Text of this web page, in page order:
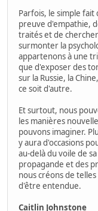
Parfois, le simple
preuve d'empathie,
traités et de
surmonter la
appartenons à une
que d'exposer des
sur la Russie, la
ce soit d'autre.
Et surtout, nous
les manières
pouvons imaginer.
y aura d'occasions
au-delà du voile de
propagande et des
nous créons de
d'être entendue.
Caitlin Johnstone